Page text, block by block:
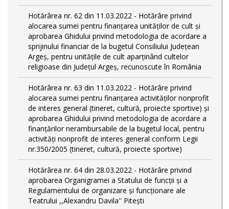
Hotărârea nr. 62 din 11.03.2022 - Hotărâre privind
alocarea sumei pentru finanțarea unităților de cult și
aprobarea Ghidului privind metodologia de acordare a
sprijinului financiar de la bugetul Consiliului Judeţean
Argeş, pentru unităţile de cult aparţinând cultelor
religioase din Judeţul Argeş, recunoscute în România
Hotărârea nr. 63 din 11.03.2022 - Hotărâre privind
alocarea sumei pentru finanțarea activităților nonprofit
de interes general (tineret, cultură, proiecte sportive) și
aprobarea Ghidului privind metodologia de acordare a
finanţărilor nerambursabile de la bugetul local, pentru
activităţi nonprofit de interes general conform Legii
nr.350/2005 (tineret, cultură, proiecte sportive)
Hotărârea nr. 64 din 28.03.2022 - Hotărâre privind
aprobarea Organigramei a Statului de funcţii și a
Regulamentului de organizare și funcționare ale
Teatrului ,,Alexandru Davila'' Pitești